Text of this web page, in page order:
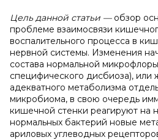
Цель данной статьи — обзор
проблеме взаимосвязи
воспалительного процесса в
нервной системы. Изменения
состава нормальной
специфического дисбиоза),
адекватного метаболизма
микробиома, в свою очередь
кишечной стенки реагируют на
нормальных бактерий новые
ариловых углеводных